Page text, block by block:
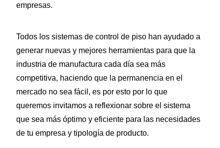
empresas.
Todos los sistemas de control de piso han ayudado a
generar nuevas y mejores herramientas para que la
industria de manufactura cada día sea más
competitiva, haciendo que la permanencia en el
mercado no sea fácil, es por esto por lo que
queremos invitamos a reflexionar sobre el sistema
que sea más óptimo y eficiente para las necesidades
de tu empresa y tipología de producto.